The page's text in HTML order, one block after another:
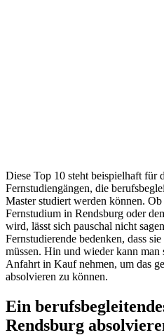
Diese Top 10 steht beispielhaft für
Fernstudiengängen, die
Master studiert werden können.
Fernstudium in Rendsburg oder
wird, lässt sich pauschal nicht
Fernstudierende bedenken, dass
müssen. Hin und wieder kann man
Anfahrt in Kauf nehmen, um das
absolvieren zu können.
Ein
Rendsburg